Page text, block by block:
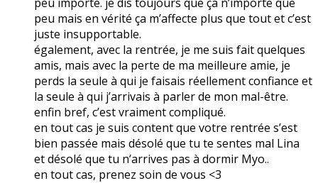
peu mais en vérité ça m’affecte plus que tout et c’est
juste insupportable.
également, avec la rentrée, je me suis fait quelques
amis, mais avec la perte de ma meilleure amie, je
perds la seule à qui je faisais réellement confiance et
la seule à qui j’arrivais à parler de mon mal-être.
enfin bref, c’est vraiment compliqué.
en tout cas je suis content que votre rentrée s’est
bien passée mais désolé que tu te sentes mal Lina
et désolé que tu n’arrives pas à dormir Myo..
en tout cas, prenez soin de vous <3